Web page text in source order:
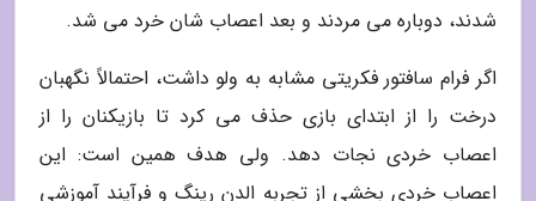
شدند، دوباره می مردند و بعد اعصاب شان خرد می شد.
اگر فرام سافتور فکریتی مشابه به ولو داشت، احتمالاً نگهبان
درخت را از ابتدای بازی حذف می کرد تا بازیکنان را از
اعصاب خردی نجات دهد. ولی هدف همین است: این
اعصاب خردی بخشی از تجربه الدن رینگ و فرآیند آموزشی